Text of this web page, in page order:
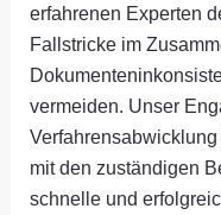
erfahrenen Experten
Fallstricke im
vermeiden. Unser
mit den zuständigen
schnelle und